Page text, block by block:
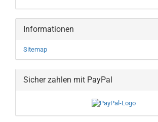
Informationen
Sitemap
Sicher zahlen mit PayPal